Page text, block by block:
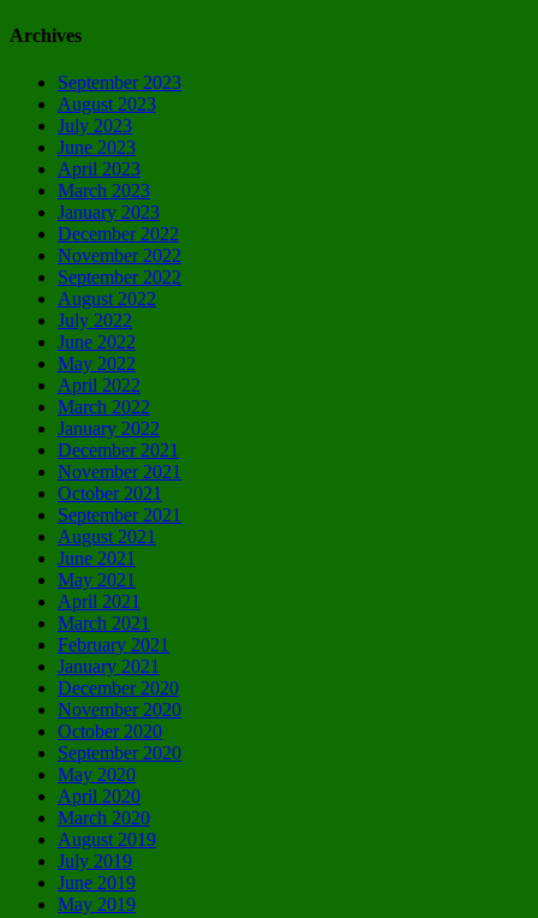
Archives
September 2023
August 2023
July 2023
June 2023
April 2023
March 2023
January 2023
December 2022
November 2022
September 2022
August 2022
July 2022
June 2022
May 2022
April 2022
March 2022
January 2022
December 2021
November 2021
October 2021
September 2021
August 2021
June 2021
May 2021
April 2021
March 2021
February 2021
January 2021
December 2020
November 2020
October 2020
September 2020
May 2020
April 2020
March 2020
August 2019
July 2019
June 2019
May 2019